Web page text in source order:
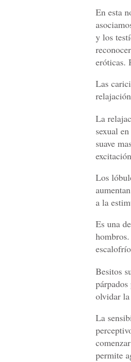
En esta
y los
eróticas.
Las
La
sexual
suave
Los
a la
Es una
Besitos
olvidar la
La
permite